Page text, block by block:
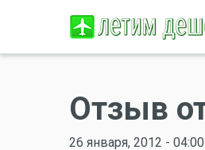
Отзыв
26 января, 2012 - 04:00